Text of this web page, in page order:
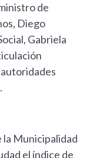
de
Diego
Gabriela
la Municipalidad
el índice de